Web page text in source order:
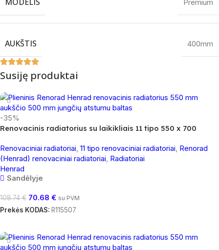
Premium
AUKŠTIS 400mm
Susiję produktai
-35%
Renovacinis radiatorius su laikikliais 11 tipo 550 x 700
Renovaciniai radiatoriai, 11 tipo renovaciniai radiatoriai, Renorad
(Henrad) renovaciniai radiatoriai, Radiatoriai
Henrad
Sandėlyje
108.74€ 70.68 € su PVM
Prekės KODAS: R115507